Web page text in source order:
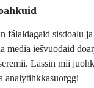
fálaldagaid sisdoalu ja
media iešvuođaid
Lassin mii
analytihkkasuorggi